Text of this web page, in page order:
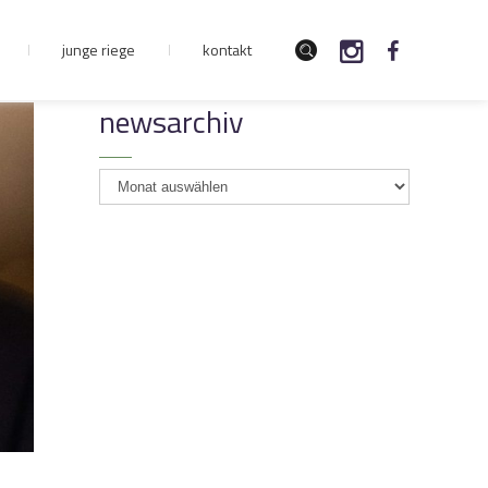
junge riege kontakt
newsarchiv
newsarchiv